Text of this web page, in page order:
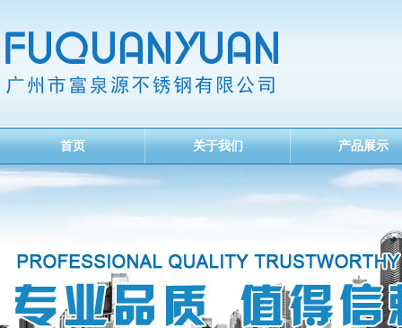
首页 关于我们 产品展示